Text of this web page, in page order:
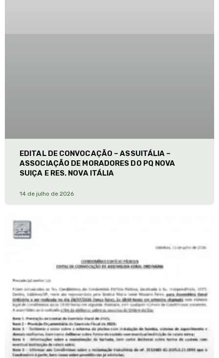
EDITAL DE CONVOCAÇÃO – ASSUITÁLIA –
ASSOCIAÇÃO DE MORADORES DO PQ NOVA
SUIÇA E RES. NOVA ITÁLIA
14 de julho de 2026